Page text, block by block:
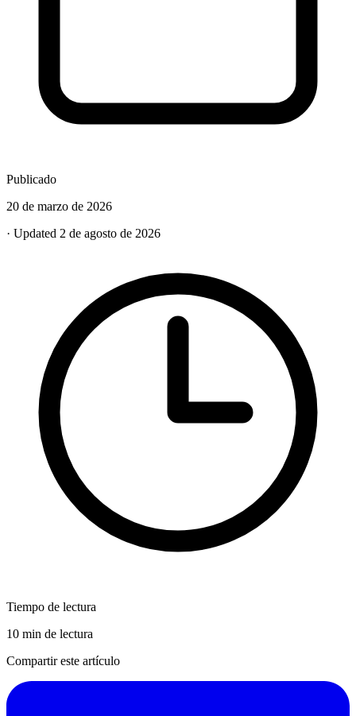
Publicado
20 de marzo de 2026
· Updated 2 de agosto de 2026
Tiempo de lectura
10 min de lectura
Compartir este artículo